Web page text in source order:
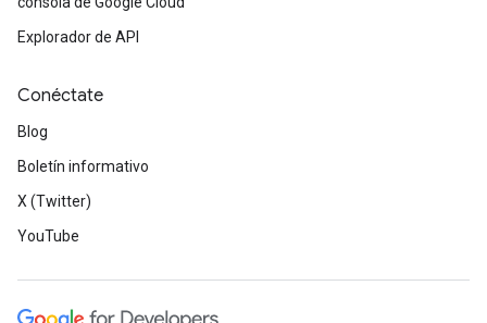
Explorador de API
Conéctate
Blog
Boletín informativo
X (Twitter)
YouTube